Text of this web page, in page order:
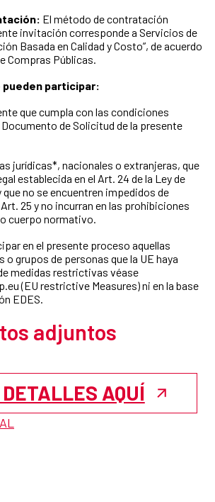
El método de contratación
invitación corresponde a Servicios de
Basada en Calidad y Costo”, de acuerdo
Compras Públicas.
participar:
que cumpla con las condiciones
de Solicitud de la presente
jurídicas*, nacionales o extranjeras, que
establecida en el Art. 24 de la Ley de
no se encuentren impedidos de
25 y no incurran en las prohibiciones
cuerpo normativo.
en el presente proceso aquellas
o grupos de personas que la UE haya
medidas restrictivas véase
(EU restrictive Measures) ni en la base
EDES.
adjuntos
AQUÍ